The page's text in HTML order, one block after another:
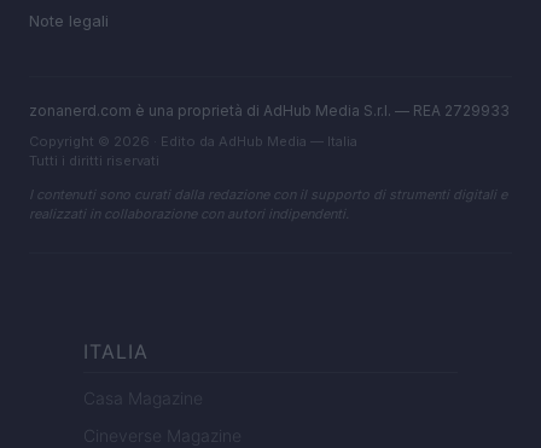
Note legali
zonanerd.com è una proprietà di AdHub Media S.r.l. — REA 2729933
Copyright © 2026 · Edito da AdHub Media — Italia
Tutti i diritti riservati
I contenuti sono curati dalla redazione con il supporto di strumenti digitali e
realizzati in collaborazione con autori indipendenti.
ITALIA
Casa Magazine
Cineverse Magazine